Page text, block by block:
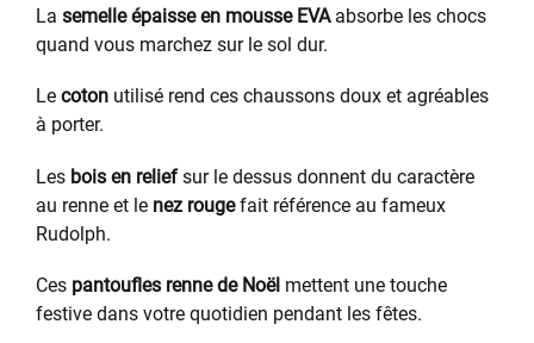
La semelle épaisse en mousse EVAabsorbe les chocs
quand vous marchez sur le sol dur.
Le coton utilisé rend ces chaussons doux et agréables
à porter.
Les bois en reliefsur le dessus donnent du caractère
au renne et le nez rougefait référence au fameux
Rudolph.
Ces pantoufles renne de Noël mettent une touche
festive dans votre quotidien pendant les fêtes.